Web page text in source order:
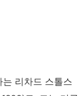
리차드 스톨스